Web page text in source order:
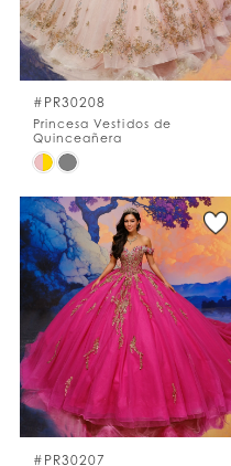
#PR30208
Princesa Vestidos de
Quinceañera
Skip
List
#8ff16297a0
to
end
#PR30207